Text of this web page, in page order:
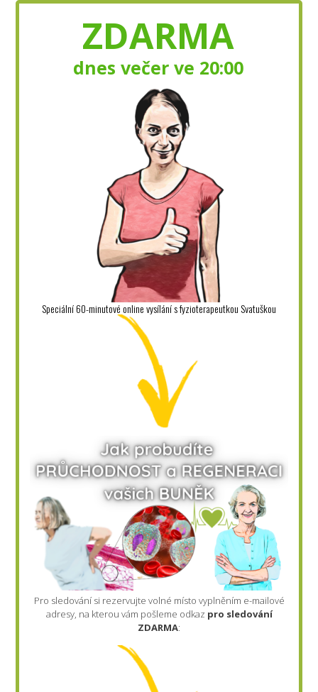
ZDARMA
dnes večer ve 20:00
Speciální 60-minutové online vysílání s fyzioterapeutkou Svatuškou
Pro sledování si rezervujte volné místo vyplněním e-mailové
adresy, na kterou vám pošleme odkaz pro sledování
ZDARMA: